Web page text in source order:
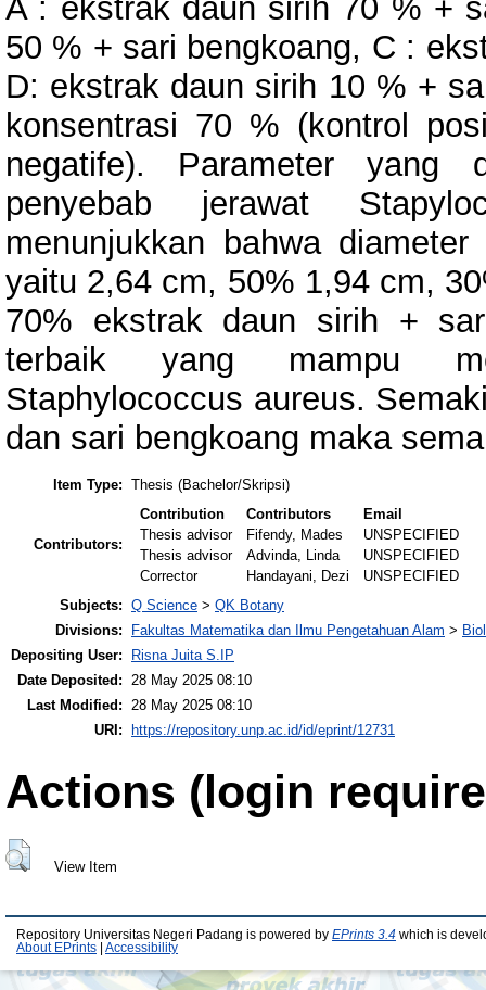
A : ekstrak daun sirih 70 % +
50 % + sari bengkoang, C :
D: ekstrak daun sirih 10 % +
konsentrasi 70 % (kontrol
negatife). Parameter yang
penyebab jerawat
menunjukkan bahwa
yaitu 2,64 cm, 50% 1,94 cm,
70% ekstrak daun sirih +
terbaik yang mampu
Staphylococcus aureus.
dan sari bengkoang maka
Item Type: Thesis (Bachelor/Skripsi)
Contributors:
Contribution Contributors
Email
Thesis advisor
Fifendy, Mades
UNSPECIFIED
Thesis advisor
Advinda, Linda
UNSPECIFIED
Corrector
Handayani, Dezi
UNSPECIFIED
Subjects: Q Science > QK Botany
Divisions:
Fakultas Matematika dan Ilmu Pengetahuan Alam >
Depositing User:
Risna Juita S.IP
Date Deposited: 28 May 2025 08:10
Last Modified: 28 May 2025 08:10
URI:
https://repository.unp.ac.id/id/eprint/12731
Actions (login
View Item
Repository Universitas Negeri Padang is powered by EPrints 3.4 which is
About EPrints
Accessibility